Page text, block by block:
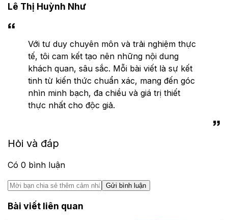
Lê Thị Huỳnh Như
Với tư duy chuyên môn và trải nghiệm thực
tế, tôi cam kết tạo nên những nội dung
khách quan, sâu sắc. Mỗi bài viết là sự kết
tinh từ kiến thức chuẩn xác, mang đến góc
nhìn minh bạch, đa chiều và giá trị thiết
thực nhất cho độc giả.
Hỏi và đáp
Có 0 bình luận
Gửi bình luận
Bài viết liên quan